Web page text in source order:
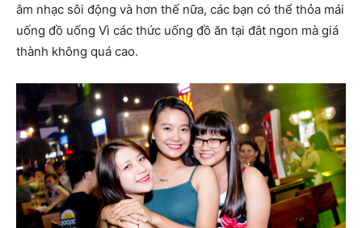
âm nhạc sôi động và hơn thế nữa, các bạn có thể thỏa mái
uống đồ uống Vì các thức uống đồ ăn tại đât ngon mà giá
thành không quá cao.